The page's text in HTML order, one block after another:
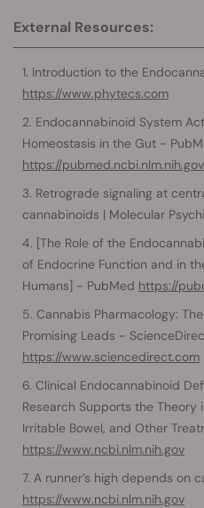
External Resources:
Introduction to the
https://www.phytecs.com
Endocannabinoid System
Homeostasis in the Gut -
https://pubmed.ncbi.nlm.nih.gov
Retrograde signaling at
cannabinoids | Molecular
[The Role of the
of Endocrine Function and in
Humans] - PubMed https://
Cannabis Pharmacology:
Promising Leads -
https://www.sciencedirect.com
Clinical Endocannabinoid
Research Supports the Theory
Irritable Bowel, and Other
https://www.ncbi.nlm.nih.gov
A runner’s high depends on
https://www.ncbi.nlm.nih.gov